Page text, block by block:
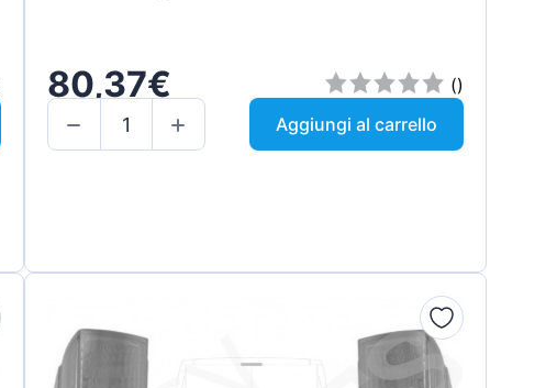
80,37€
()
Aggiungi al carrello